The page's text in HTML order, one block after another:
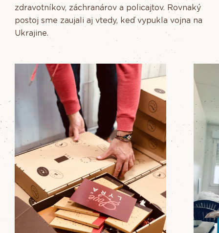
zdravotníkov, záchranárov a policajtov. Rovnaký
postoj sme zaujali aj vtedy, keď vypukla vojna na
Ukrajine.